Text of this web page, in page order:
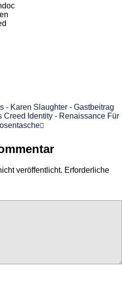
- Karen Slaughter - Gastbeitrag
Creed Identity - Renaissance Für
veröffentlicht. Erforderliche